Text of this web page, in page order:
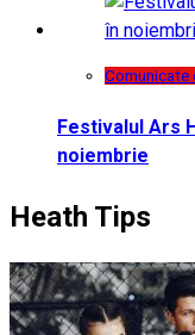
Comunicate
Festivalul Ars
noiembrie
Heath Tips